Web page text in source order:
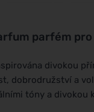
parfém
divokou
dobrodružství a
tóny a divokou